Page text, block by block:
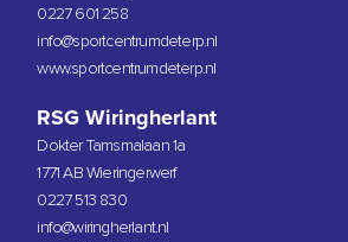
0227 601 258
info@sportcentrumdeterp.nl
www.sportcentrumdeterp.nl
RSG Wiringherlant
Dokter Tamsmalaan 1a
1771 AB Wieringerwerf
0227 513 830
info@wiringherlant.nl